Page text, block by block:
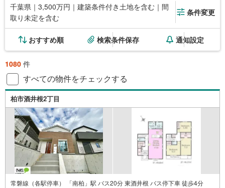
千葉県｜3,500万円｜建築条件付き土地を含む｜間
取り未定を含む
条件変更
おすすめ順 検索条件保存 通知設定
1080 件
すべての物件をチェックする
柏市酒井根2丁目
常磐線（各駅停車） 「南柏」駅 バス20分 東酒井根 バス停下車 徒歩4分